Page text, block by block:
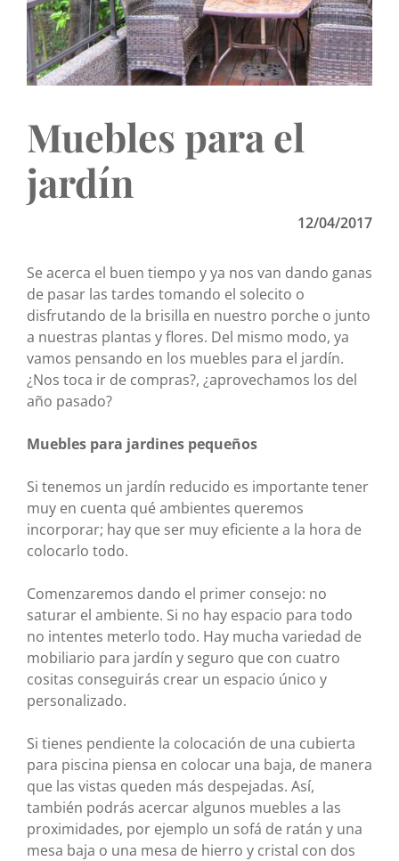
Muebles para el
jardín
12/04/2017
Se acerca el buen tiempo y ya nos van dando ganas
de pasar las tardes tomando el solecito o
disfrutando de la brisilla en nuestro porche o junto
a nuestras plantas y flores. Del mismo modo, ya
vamos pensando en los muebles para el jardín.
¿Nos toca ir de compras?, ¿aprovechamos los del
año pasado?
Muebles para jardines pequeños
Si tenemos un jardín reducido es importante tener
muy en cuenta qué ambientes queremos
incorporar; hay que ser muy eficiente a la hora de
colocarlo todo.
Comenzaremos dando el primer consejo: no
saturar el ambiente. Si no hay espacio para todo
no intentes meterlo todo. Hay mucha variedad de
mobiliario para jardín y seguro que con cuatro
cositas conseguirás crear un espacio único y
personalizado.
Si tienes pendiente la colocación de una cubierta
para piscina piensa en colocar una baja, de manera
que las vistas queden más despejadas. Así,
también podrás acercar algunos muebles a las
proximidades, por ejemplo un sofá de ratán y una
mesa baja o una mesa de hierro y cristal con dos